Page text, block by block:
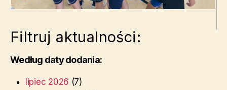
Filtruj aktualności:
Według daty dodania:
lipiec 2026 (7)